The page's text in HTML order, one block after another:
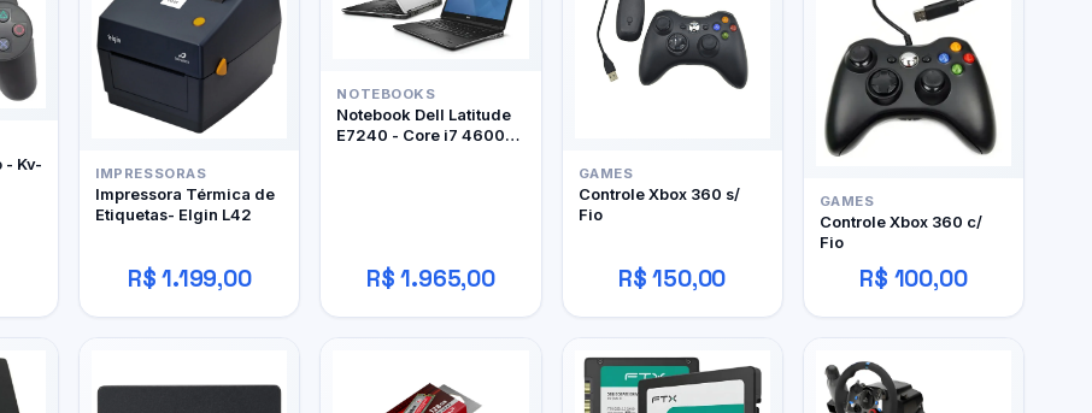
- Kv-
IMPRESSORAS
Impressora Térmica de
Etiquetas- Elgin L42
R$ 1.199,00
NOTEBOOKS
Notebook Dell Latitude
E7240 - Core i7 4600U
R$ 1.965,00
GAMES
Controle Xbox 360 s/
Fio
R$ 150,00
GAMES
Controle Xbox 360 c/
Fio
R$ 100,00